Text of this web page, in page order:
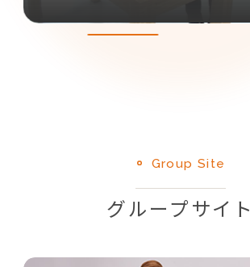
Group Site
グループサイト